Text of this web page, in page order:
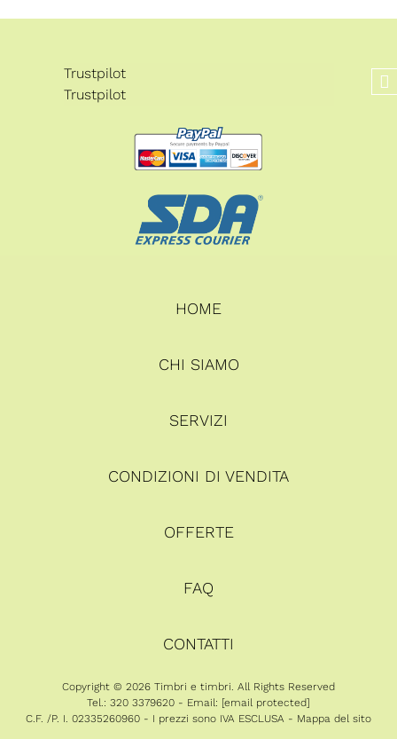
Trustpilot
Trustpilot
HOME
CHI SIAMO
SERVIZI
CONDIZIONI DI VENDITA
OFFERTE
FAQ
CONTATTI
Copyright © 2026 Timbri e timbri. All Rights Reserved
Tel.: 320 3379620 - Email: [email protected]
C.F. /P. I. 02335260960 - I prezzi sono IVA ESCLUSA - Mappa del sito